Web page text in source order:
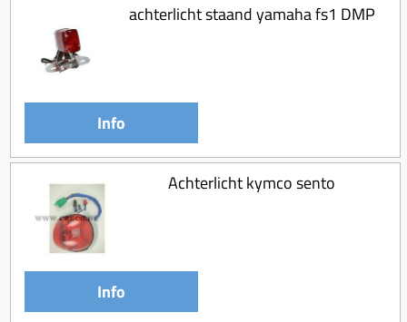
achterlicht staand yamaha fs1 DMP
Info
Achterlicht kymco sento
Info